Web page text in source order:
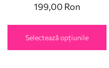
199,00 Ron
Selectează opțiunile